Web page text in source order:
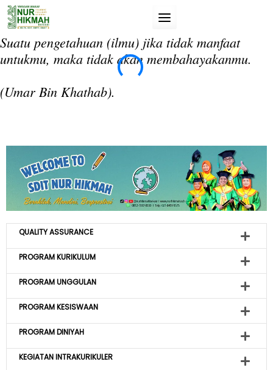
Skip
Suatu pengetahuan (ilmu) jika tidak manfaat
untukmu, maka tidak akan membahayakanmu.
(Umar Bin Khathab).
QUALITY ASSURANCE
PROGRAM KURIKULUM
PROGRAM UNGGULAN
PROGRAM KESISWAAN
PROGRAM DINIYAH
KEGIATAN INTRAKURIKULER